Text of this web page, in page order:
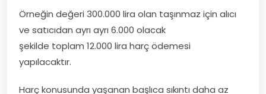
Örneğin değeri 300.000 lira olan taşınmaz için alıcı
ve satıcıdan ayrı ayrı 6.000 olacak
şekilde toplam 12.000 lira harç ödemesi
yapılacaktır.
Harç konusunda yaşanan başlıca sıkıntı daha az